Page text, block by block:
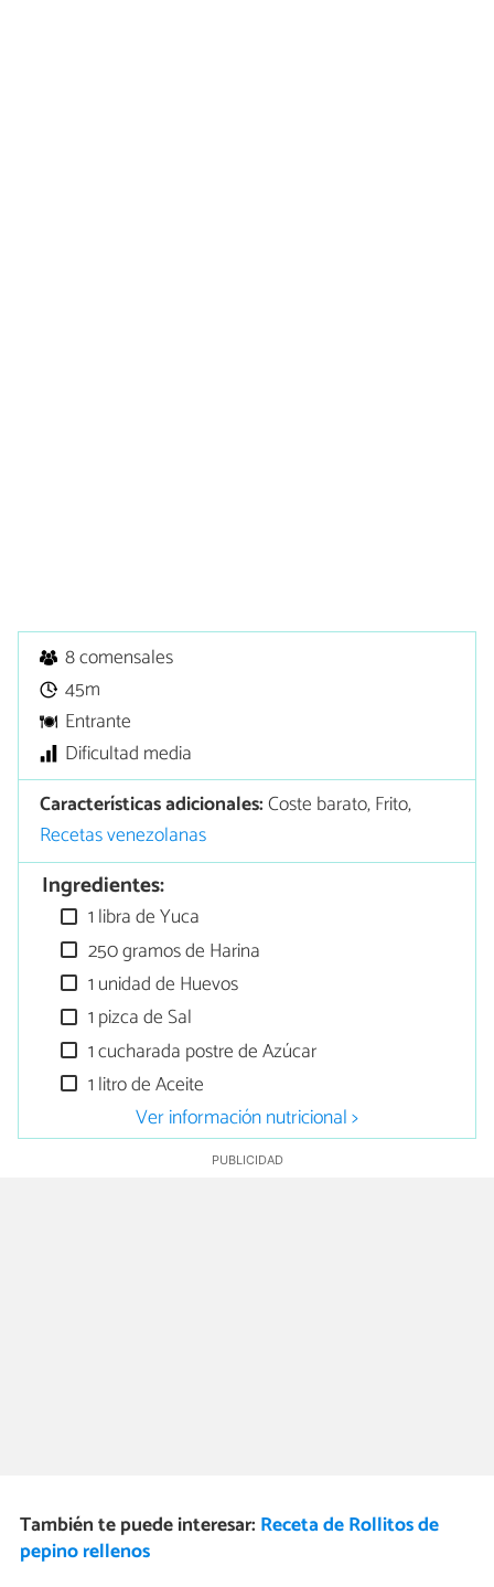
8 comensales
45m
Entrante
Dificultad media
Características adicionales:Coste barato, Frito,
Recetas venezolanas
Ingredientes:
1 libra de Yuca
250 gramos de Harina
1 unidad de Huevos
1 pizca de Sal
1 cucharada postre de Azúcar
1 litro de Aceite
Ver información nutricional >
También te puede interesar: Receta de Rollitos de
pepino rellenos